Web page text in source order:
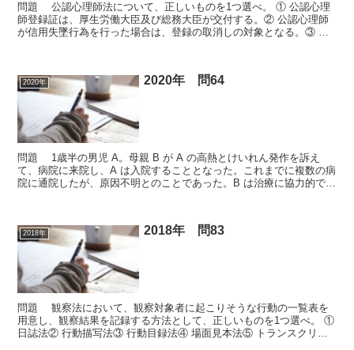
問題 公認心理師法について、正しいものを1つ選べ。 ① 公認心理
師登録証は、厚生労働大臣及び総務大臣が交付する。② 公認心理師
が信用失墜行為を行った場合は、登録の取消しの対象となる。③ 公
2020年 2020年 問64
問題 1歳半の男児 A。母親 B が A の高熱とけいれん発作を訴え
て、病院に来院し、A は入院することとなった。これまでに複数の病
院に通院したが、原因不明とのことであった。B は治療に協力的で献
2018年 2018年 問83
問題 観察法において、観察対象者に起こりそうな行動の一覧表を
用意し、観察結果を記録する方法として、正しいものを1つ選べ。 ①
日誌法② 行動描写法③ 行動目録法④ 場面見本法⑤ トランスクリプ